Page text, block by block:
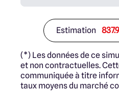
Estimation
(*) Les données de ce
et non contractuelles.
communiquée à titre
taux moyens du marché